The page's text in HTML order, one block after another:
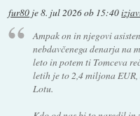
fur80 je8. jul 2026 ob 15:40
Ampak on in njegovi
nebdavčenega denarja na
leto in potem ti Tomceva
letih je to 2,4 miljona EUR,
Lotu.